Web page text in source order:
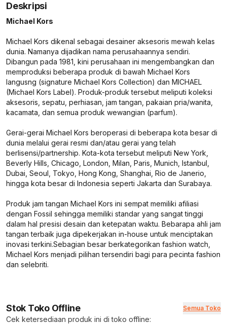
Deskripsi
Michael Kors
Michael Kors dikenal sebagai desainer aksesoris mewah kelas
dunia. Namanya dijadikan nama perusahaannya sendiri.
Dibangun pada 1981, kini perusahaan ini mengembangkan dan
memproduksi beberapa produk di bawah Michael Kors
langusng (signature Michael Kors Collection) dan MICHAEL
(Michael Kors Label). Produk-produk tersebut meliputi koleksi
aksesoris, sepatu, perhiasan, jam tangan, pakaian pria/wanita,
kacamata, dan semua produk wewangian (parfum).
Gerai-gerai Michael Kors beroperasi di beberapa kota besar di
dunia melalui gerai resmi dan/atau gerai yang telah
berlisensi/partnership. Kota-kota tersebut meliputi New York,
Beverly Hills, Chicago, London, Milan, Paris, Munich, Istanbul,
Dubai, Seoul, Tokyo, Hong Kong, Shanghai, Rio de Janerio,
hingga kota besar di Indonesia seperti Jakarta dan Surabaya.
Produk jam tangan Michael Kors ini sempat memiliki afiliasi
dengan Fossil sehingga memiliki standar yang sangat tinggi
dalam hal presisi desain dan ketepatan waktu. Bebarapa ahli jam
tangan terbaik juga dipekerjakan in-house untuk menciptakan
inovasi terkini.Sebagian besar berkategorikan fashion watch,
Michael Kors menjadi pilihan tersendiri bagi para pecinta fashion
dan selebriti.
Stok Toko Offline Semua Toko
Cek ketersediaan produk ini di toko offline: